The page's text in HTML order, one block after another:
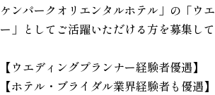
ケンパークオリエンタルホテル」の「ウ
ー」としてご活躍いただける方を募集し
【ウエディングプランナー経験者優遇】
【ホテル・ブライダル業界経験者も優遇】